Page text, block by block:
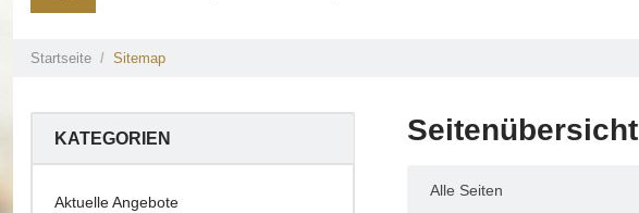
Startseite Sitemap
Seitenübersicht
Alle Seiten
KATEGORIEN
Aktuelle Angebote